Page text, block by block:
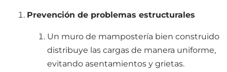
Prevención de problemas estructurales
Un muro de mampostería bien construido
distribuye las cargas de manera uniforme,
evitando asentamientos y grietas.